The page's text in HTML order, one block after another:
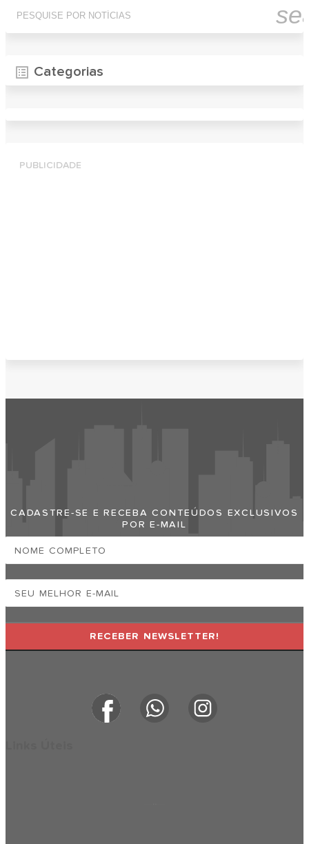
Categorias
PUBLICIDADE
CADASTRE-SE E RECEBA CONTEÚDOS EXCLUSIVOS
POR E-MAIL
RECEBER NEWSLETTER!